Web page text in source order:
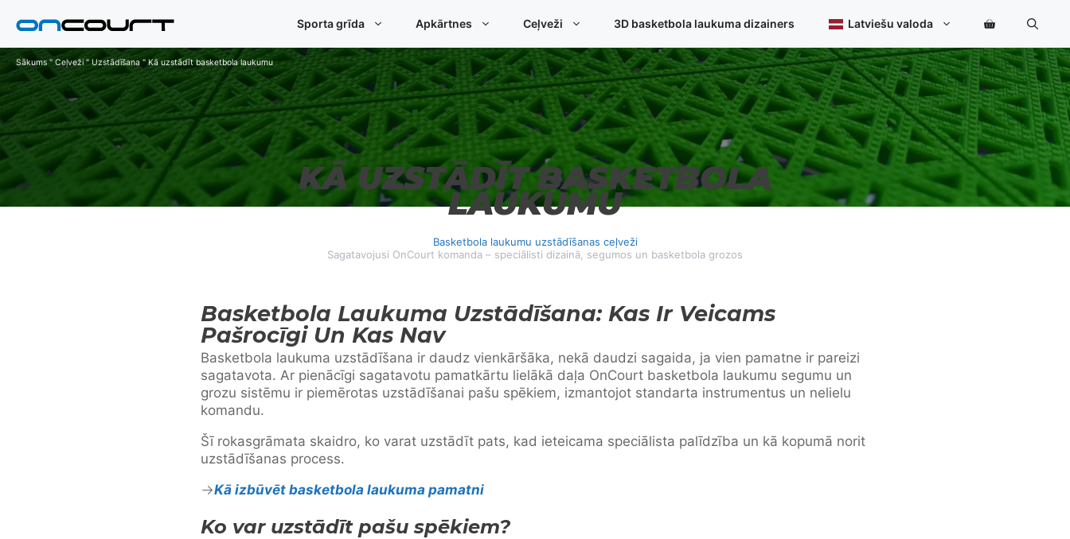
Sporta grīda Apkārtnes Ceļveži 3D basketbola laukuma dizainers Latviešu valoda
Sākums " Ceļveži "Uzstādīšana "Kā uzstādīt basketbola laukumu
KĀ UZSTĀDĪT BASKETBOLA
LAUKUMU
Basketbola laukumu uzstādīšanas ceļveži
Sagatavojusi OnCourt komanda – speciālisti dizainā, segumos un basketbola grozos
Basketbola Laukuma Uzstādīšana: Kas Ir Veicams
Pašrocīgi Un Kas Nav
Basketbola laukuma uzstādīšana ir daudz vienkāršāka, nekā daudzi sagaida, ja vien pamatne ir pareizi
sagatavota. Ar pienācīgi sagatavotu pamatkārtu lielākā daļa OnCourt basketbola laukumu segumu un
grozu sistēmu ir piemērotas uzstādīšanai pašu spēkiem, izmantojot standarta instrumentus un nelielu
komandu.
Šī rokasgrāmata skaidro, ko varat uzstādīt pats, kad ieteicama speciālista palīdzība un kā kopumā norit
uzstādīšanas process.
Kā izbūvēt basketbola laukuma pamatni
Ko var uzstādīt pašu spēkiem?